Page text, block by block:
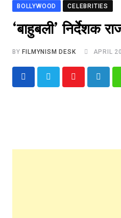
BOLLYWOOD CELEBRITIES
‘बाहुबली’ निर्देशक
BY FILMYNISM DESK APRIL
Youtube